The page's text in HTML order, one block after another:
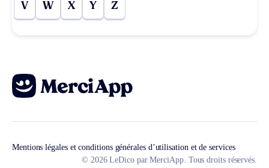
V W X Y Z
Mentions légales et conditions générales d’utilisation et de services
© 2026 LeDico par MerciApp. Tous droits réservés.